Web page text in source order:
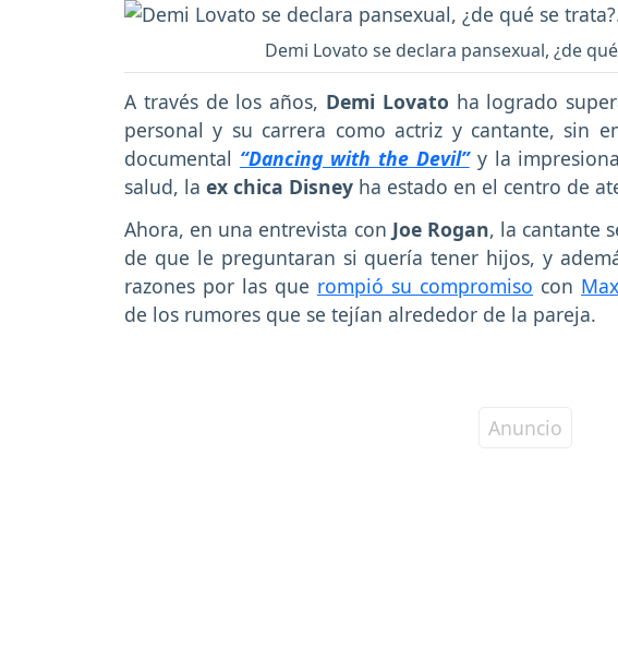
Demi Lovato se declara pansexual, ¿de
A través de los años, Demi Lovato ha logrado
personal y su carrera como actriz y cantante, sin
documental “Dancing with the Devil”y la
salud, la ex chica Disney ha estado en el centro de
Ahora, en una entrevista con Joe Rogan, la cantante
de que le preguntaran si quería tener hijos, y
razones por las que rompió su compromiso con
de los rumores que se tejían alrededor de la pareja.